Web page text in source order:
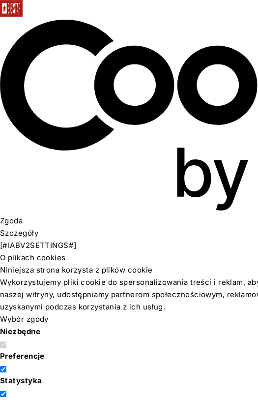
Zgoda
Szczegóły
[#IABV2SETTINGS#]
O plikach cookies
Niniejsza strona korzysta z plików cookie
Wykorzystujemy pliki cookie do spersonalizowania treści i reklam,
naszej witryny, udostępniamy partnerom społecznościowym,
uzyskanymi podczas korzystania z ich usług.
Wybór zgody
Niezbędne
Preferencje
Statystyka